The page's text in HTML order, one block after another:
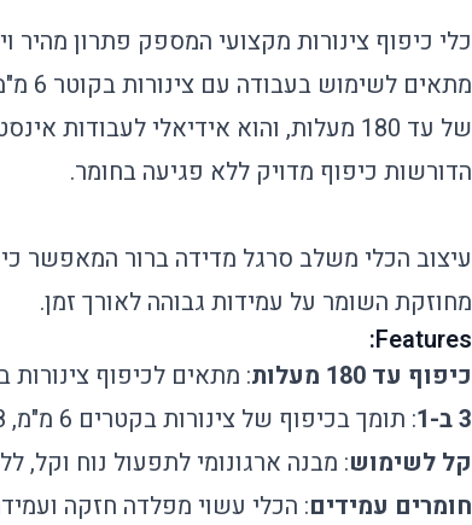
כלי כיפוף צינורות מקצועי המספק פתרון מהיר
של עד 180 מעלות, והוא אידיאלי
הדורשות כיפוף מדויק ללא פגיעה בחומר.
עיצוב הכלי משלב סרגל מדידה ברור המאפשר
מחוזקת השומר על עמידות גבוהה לאורך זמן.
Features:
כיפוף עד 180 מעלות
: מתאים לכיפוף צינורות בזוויות שונות,
3 ב-1
: תומך בכיפוף של צינורות בקטרים 6 מ"מ, 8 מ"מ, ו-10 מ"מ.
קל לשימוש: מבנה ארגונומי לתפעול נוח וקל,
חומרים עמידים: הכלי עשוי מפלדה חזקה